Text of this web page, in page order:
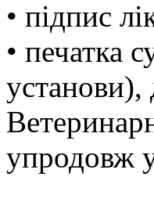
• підпис
• печатка
упродовж